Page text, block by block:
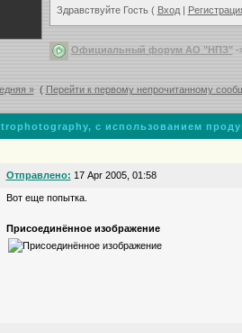
Здравствуйте Гость ( Вход|
Официальный форум АО "НПЗ"-
» ( Перейти к первому непрочитанному
, с использованием
Отправлено: 17 Apr 2005, 01:58
Вот еще попытка.
Присоединённое изображение